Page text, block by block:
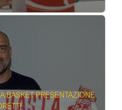
BASKET PRESENTAZIONE